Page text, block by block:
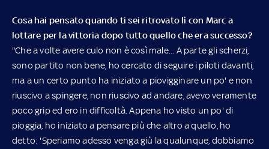
Cosa hai pensato quando ti sei ritrovato lì con Marc a
lottare per la vittoria dopo tutto quello che era successo?
"Che a volte avere culo non è così male... A parte gli scherzi,
sono partito non bene, ho cercato di seguire i piloti davanti,
ma a un certo punto ha iniziato a piovigginare un po' e non
riuscivo a spingere, non riuscivo ad andare, avevo veramente
poco grip ed ero in difficoltà. Appena ho visto un po' di
pioggia, ho iniziato a pensare più che altro a quello, ho
detto: 'Speriamo adesso venga giù la qualunque, dobbiamo